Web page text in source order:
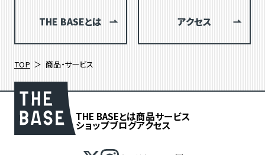
THE BASEとは アクセス
TOP 商品・サービス
THE BASEとは商品サービス
ショップブログアクセス